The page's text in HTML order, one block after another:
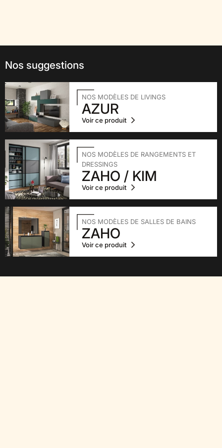
Nos suggestions
NOS MODÈLES DE LIVINGS
AZUR
Voir ce produit
NOS MODÈLES DE RANGEMENTS ET
DRESSINGS
ZAHO / KIM
Voir ce produit
NOS MODÈLES DE SALLES DE BAINS
ZAHO
Voir ce produit